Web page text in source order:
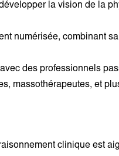
la vision de la
numérisée, combinant
des professionnels
massothérapeutes, et
clinique est